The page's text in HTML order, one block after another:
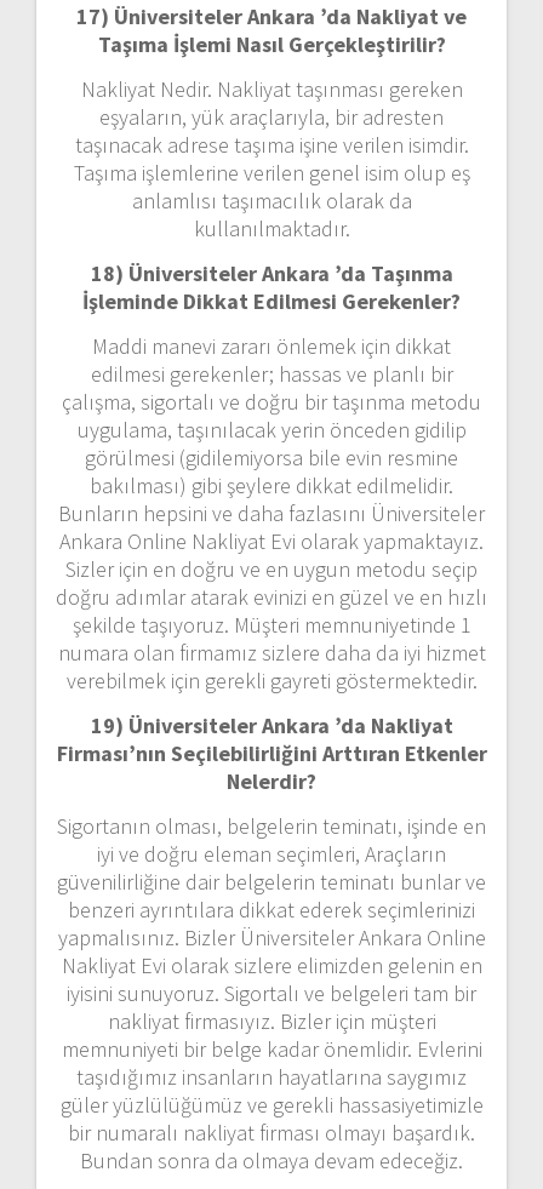
17) Üniversiteler Ankara ’da Nakliyat ve
Taşıma İşlemi Nasıl Gerçekleştirilir?
Nakliyat Nedir. Nakliyat taşınması gereken
eşyaların, yük araçlarıyla, bir adresten
taşınacak adrese taşıma işine verilen isimdir.
Taşıma işlemlerine verilen genel isim olup eş
anlamlısı taşımacılık olarak da
kullanılmaktadır.
18) Üniversiteler Ankara ’da Taşınma
İşleminde Dikkat Edilmesi Gerekenler?
Maddi manevi zararı önlemek için dikkat
edilmesi gerekenler; hassas ve planlı bir
çalışma, sigortalı ve doğru bir taşınma metodu
uygulama, taşınılacak yerin önceden gidilip
görülmesi (gidilemiyorsa bile evin resmine
bakılması) gibi şeylere dikkat edilmelidir.
Bunların hepsini ve daha fazlasını Üniversiteler
Ankara Online Nakliyat Evi olarak yapmaktayız.
Sizler için en doğru ve en uygun metodu seçip
doğru adımlar atarak evinizi en güzel ve en hızlı
şekilde taşıyoruz. Müşteri memnuniyetinde 1
numara olan firmamız sizlere daha da iyi hizmet
verebilmek için gerekli gayreti göstermektedir.
19) Üniversiteler Ankara ’da Nakliyat
Firması’nın Seçilebilirliğini Arttıran Etkenler
Nelerdir?
Sigortanın olması, belgelerin teminatı, işinde en
iyi ve doğru eleman seçimleri, Araçların
güvenilirliğine dair belgelerin teminatı bunlar ve
benzeri ayrıntılara dikkat ederek seçimlerinizi
yapmalısınız. Bizler Üniversiteler Ankara Online
Nakliyat Evi olarak sizlere elimizden gelenin en
iyisini sunuyoruz. Sigortalı ve belgeleri tam bir
nakliyat firmasıyız. Bizler için müşteri
memnuniyeti bir belge kadar önemlidir. Evlerini
taşıdığımız insanların hayatlarına saygımız
güler yüzlülüğümüz ve gerekli hassasiyetimizle
bir numaralı nakliyat firması olmayı başardık.
Bundan sonra da olmaya devam edeceğiz.